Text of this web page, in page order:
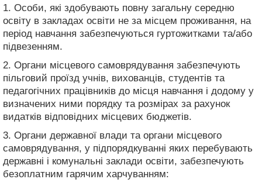
1. Особи, які здобувають повну загальну середню
освіту в закладах освіти не за місцем проживання, на
період навчання забезпечуються гуртожитками та/або
підвезенням.
2. Органи місцевого самоврядування забезпечують
пільговий проїзд учнів, вихованців, студентів та
педагогічних працівників до місця навчання і додому у
визначених ними порядку та розмірах за рахунок
видатків відповідних місцевих бюджетів.
3. Органи державної влади та органи місцевого
самоврядування, у підпорядкуванні яких перебувають
державні і комунальні заклади освіти, забезпечують
безоплатним гарячим харчуванням: